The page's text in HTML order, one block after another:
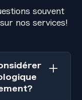
souvent
nos services!